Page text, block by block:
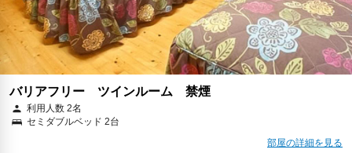
バリアフリー ツインルーム 禁煙
利用人数 2名
セミダブルベッド 2台
部屋の詳細を見る